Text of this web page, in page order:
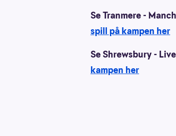
Se Tranmere -
spill på kampen her
Se Shrewsbury -
kampen her